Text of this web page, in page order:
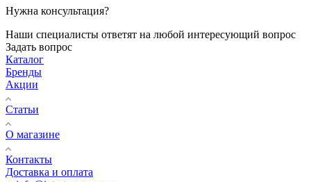
Нужна консультация?
Наши специалисты ответят на любой интересующий вопрос
Задать вопрос
Каталог
Бренды
Акции
Статьи
О магазине
Контакты
Доставка и оплата